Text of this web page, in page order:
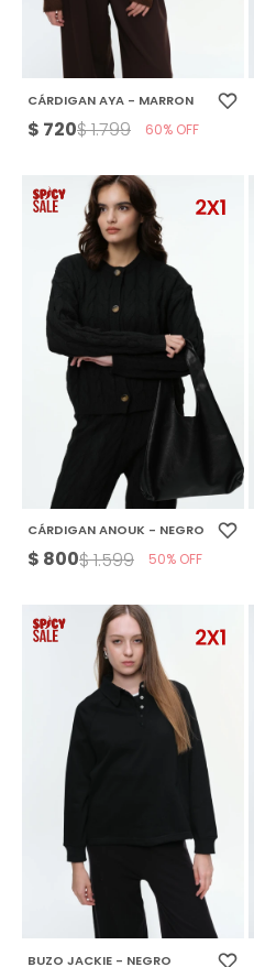
CÁRDIGAN AYA - MARRON
$ 720$1.799 60
CÁRDIGAN ANOUK - NEGRO
$ 800$1.599 50
BUZO JACKIE - NEGRO